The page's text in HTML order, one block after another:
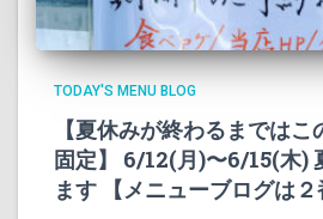
TODAY'S MENU BLOG
【夏休みが終わるまでは
固定】 6/12(月)〜6/15(木)
ます 【メニューブログは２